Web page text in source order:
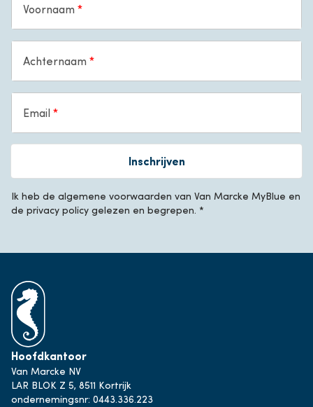
Voornaam
Achternaam
Email
Inschrijven
Ik heb de algemene voorwaarden van Van Marcke MyBlue en
de privacy policy gelezen en begrepen. *
Hoofdkantoor
Van Marcke NV
LAR BLOK Z 5, 8511 Kortrijk
ondernemingsnr: 0443.336.223